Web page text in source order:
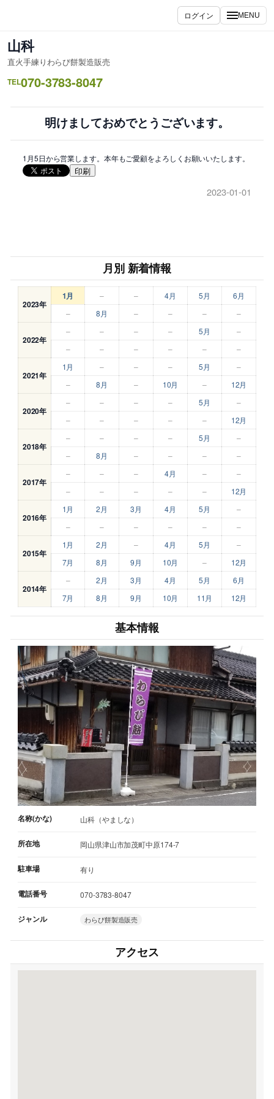
ス
キ
ッ
ログイン MENU
山科
直火手練りわらび餅製造販売
TEL070-3783-8047
明けましておめでとうございます。
1月5日から営業します。本年もご愛顧をよろしくお願いいたします。
印刷
2023-01-01
月別 新着情報
2023年
1月 – – 4月 5月
6月
–
8月 – – – –
2022年
– – – – 5月
–
–
– – – – –
2021年
1月 – – – 5月
–
–
8月 – 10月 – 12月
2020年
– – – – 5月
–
–
– – – – 12月
2018年
– – – – 5月
–
–
8月 – – – –
2017年
– – – 4月 –
–
–
– – – – 12月
2016年
1月 2月 3月 4月 5月
–
–
– – – – –
2015年
1月 2月 – 4月 5月
–
7月
8月 9月 10月 – 12月
2014年
– 2月 3月 4月 5月
6月
7月
8月 9月 10月 11月 12月
基本情報
名称(かな) 山科（やましな）
所在地 岡山県津山市加茂町中原174-7
駐車場 有り
電話番号 070-3783-8047
ジャンル わらび餅製造販売
アクセス